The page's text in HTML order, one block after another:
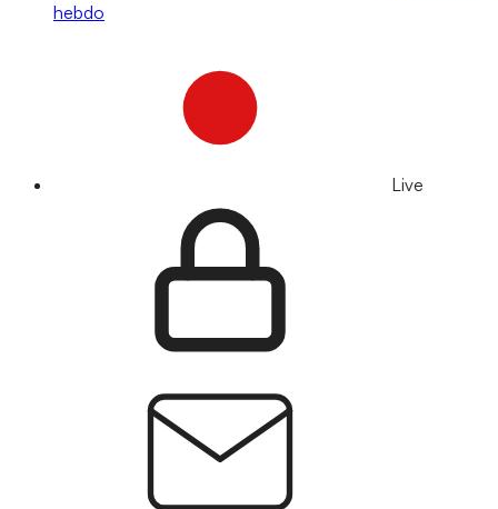
hebdo
Live